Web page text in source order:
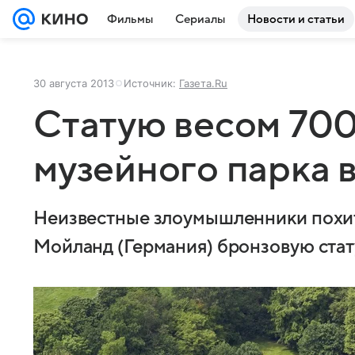
Фильмы Сериалы Новости и статьи
30 августа 2013 Источник: Газета.Ru
Статую весом
музейного парка
Неизвестные злоумышленники
Мойланд (Германия) бронзовую